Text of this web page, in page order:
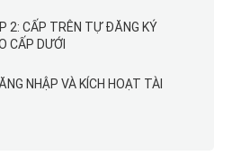
2: CẤP TRÊN TỰ ĐĂNG KÝ
CẤP DƯỚI
NHẬP VÀ KÍCH HOẠT TÀI